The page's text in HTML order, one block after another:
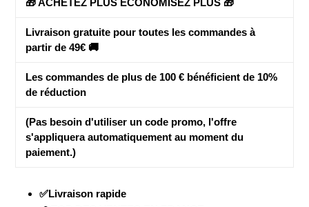
Livraison gratuite pour toutes les commandes à
partir de 49€ 🚚
Les commandes de plus de 100 € bénéficient de 10%
de réduction
(Pas besoin d'utiliser un code promo, l'offre
s'appliquera automatiquement au moment du
paiement.)
✅Livraison rapide